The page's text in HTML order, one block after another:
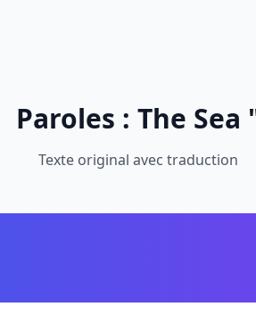
Paroles : The Sea
Texte original avec traduction